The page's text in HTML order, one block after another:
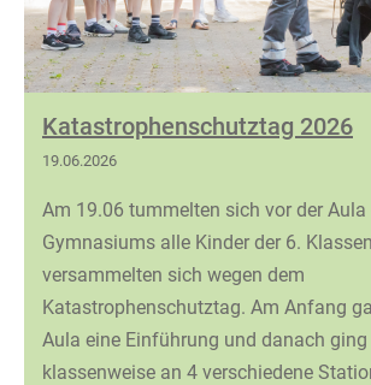
Katastrophenschutztag 2026
19.06.2026
Am 19.06 tummelten sich vor der Aula
Gymnasiums alle Kinder der 6.
versammelten sich wegen dem
Katastrophenschutztag. Am Anfang
Aula eine Einführung und danach ging
klassenweise an 4 verschiedene